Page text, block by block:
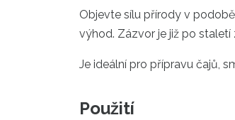
Objevte sílu přírody v podobě
výhod. Zázvor je již po
Je ideální pro přípravu čajů,
Použití